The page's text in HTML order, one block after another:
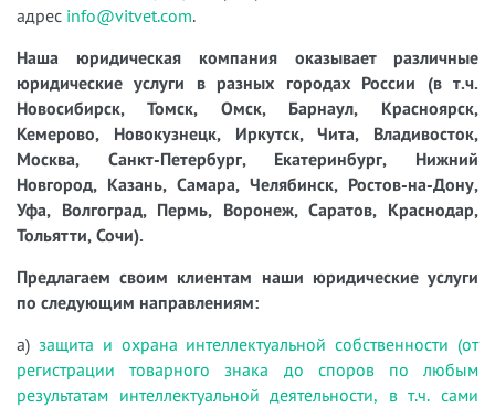
адрес info@vitvet.com.
Наша юридическая компания оказывает различные
юридические услуги в разных городах России (в т.ч.
Новосибирск, Томск, Омск, Барнаул, Красноярск,
Кемерово, Новокузнецк, Иркутск, Чита, Владивосток,
Москва, Санкт-Петербург, Екатеринбург, Нижний
Новгород, Казань, Самара, Челябинск, Ростов-на-Дону,
Уфа, Волгоград, Пермь, Воронеж, Саратов, Краснодар,
Тольятти, Сочи).
Предлагаем своим клиентам наши юридические услуги
по следующим направлениям:
а) защита и охрана интеллектуальной собственности (от
регистрации товарного знака до споров по любым
результатам интеллектуальной деятельности, в т.ч. сами